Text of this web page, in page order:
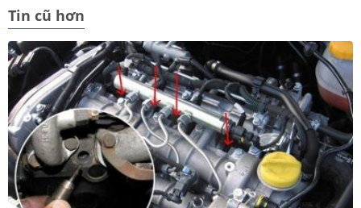
Tin cũ hơn